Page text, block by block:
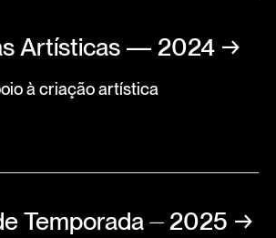
Artísticas — 2024 →
à criação artística
Temporada ⏤ 2025 →